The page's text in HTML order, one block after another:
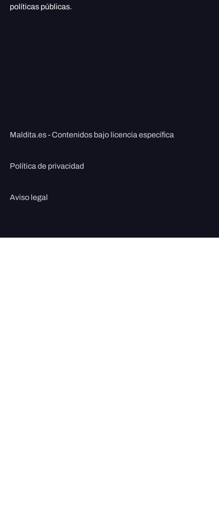
políticas públicas.
Maldita.es - Contenidos bajo licencia específica
Política de privacidad
Aviso legal